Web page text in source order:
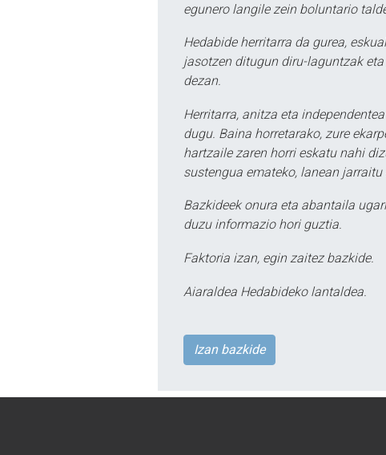
egunero langile zein boluntario
Hedabide herritarra da gurea,
jasotzen ditugun diru-laguntzak
dezan.
Herritarra, anitza eta
dugu. Baina horretarako, zure
hartzaile zaren horri eskatu nahi
sustengua emateko, lanean
Bazkideek onura eta abantaila
duzu informazio hori guztia.
Faktoria izan, egin zaitez bazkide.
Aiaraldea Hedabideko lantaldea.
Izan bazkide